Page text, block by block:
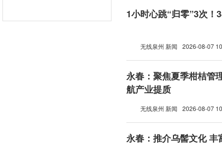
1小时心跳“归零”3次！
无线泉州 新闻 2026-08-07
永春：聚焦夏季柑桔管
航产业提质
无线泉州 新闻 2026-08-07
永春：推介乌髻文化 丰